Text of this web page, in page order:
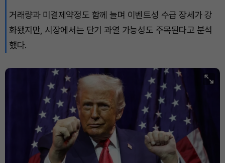
거래량과 미결제약정도 함께 늘며 이벤트성 수급 장세가 강
화됐지만, 시장에서는 단기 과열 가능성도 주목된다고 분석
했다.